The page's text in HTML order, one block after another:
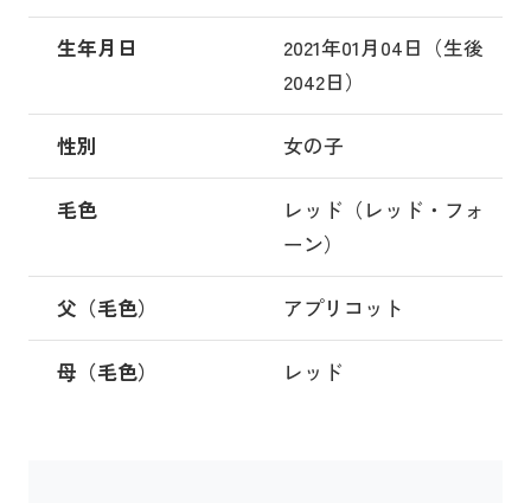
生年月日
2021年01月04日（生後
2042日）
性別 女の子
毛色
レッド（レッド・フォ
ーン）
父（毛色） アプリコット
母（毛色） レッド